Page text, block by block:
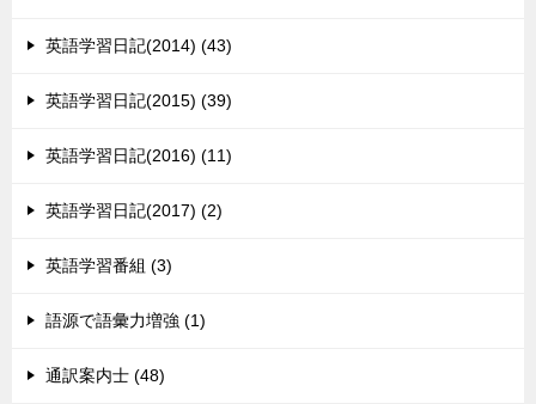
英語学習日記(2014) (43)
英語学習日記(2015) (39)
英語学習日記(2016) (11)
英語学習日記(2017) (2)
英語学習番組 (3)
語源で語彙力増強 (1)
通訳案内士 (48)